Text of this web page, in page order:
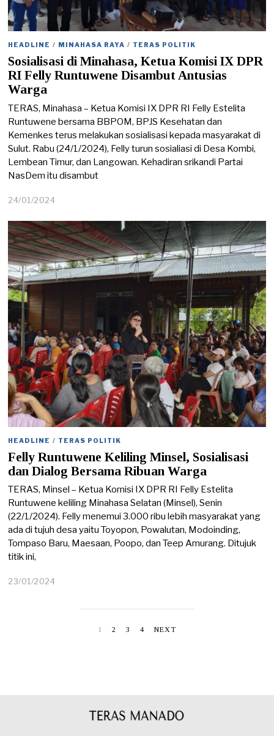
HEADLINE / MINAHASA RAYA / TERAS POLITIK
Sosialisasi di Minahasa, Ketua Komisi IX DPR
RI Felly Runtuwene Disambut Antusias
Warga
TERAS, Minahasa – Ketua Komisi IX DPR RI Felly Estelita
Runtuwene bersama BBPOM, BPJS Kesehatan dan
Kemenkes terus melakukan sosialisasi kepada masyarakat di
Sulut. Rabu (24/1/2024), Felly turun sosialiasi di Desa Kombi,
Lembean Timur, dan Langowan. Kehadiran srikandi Partai
NasDem itu disambut
24/01/2024
/
0
1
/
2
0
HEADLINE / TERAS POLITIK
Felly Runtuwene Keliling Minsel, Sosialisasi
dan Dialog Bersama Ribuan Warga
TERAS, Minsel – Ketua Komisi IX DPR RI Felly Estelita
Runtuwene keliling Minahasa Selatan (Minsel), Senin
(22/1/2024). Felly menemui 3.000 ribu lebih masyarakat yang
ada di tujuh desa yaitu Toyopon, Powalutan, Modoinding,
Tompaso Baru, Maesaan, Poopo, dan Teep Amurang. Ditujuk
titik ini,
23/01/2024
1 2 3 4 NEXT